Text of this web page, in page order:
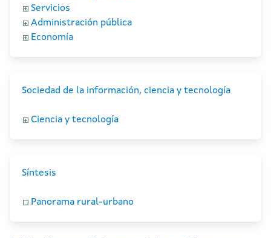
Servicios
Administración pública
Economía
Sociedad de la información, ciencia y tecnología
Ciencia y tecnología
Síntesis
Panorama rural-urbano